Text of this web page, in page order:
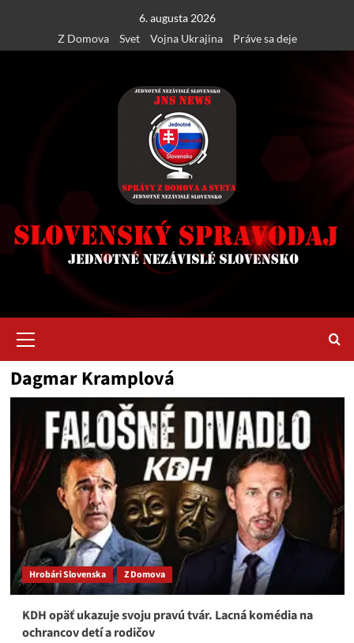
content
6. augusta 2026
Z Domova
Svet Vojna Ukrajina Práve sa deje
Menu
Dagmar Kramplová
Hrobári Slovenska Z Domova
KDH opäť ukazuje svoju pravú tvár. Lacná komédia na
ochrancov detí a rodičov